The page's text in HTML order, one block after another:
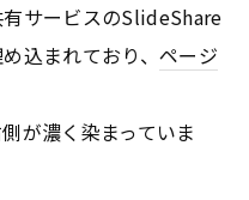
サービスのSlideShare
込まれており、ページ
が濃く染まっていま